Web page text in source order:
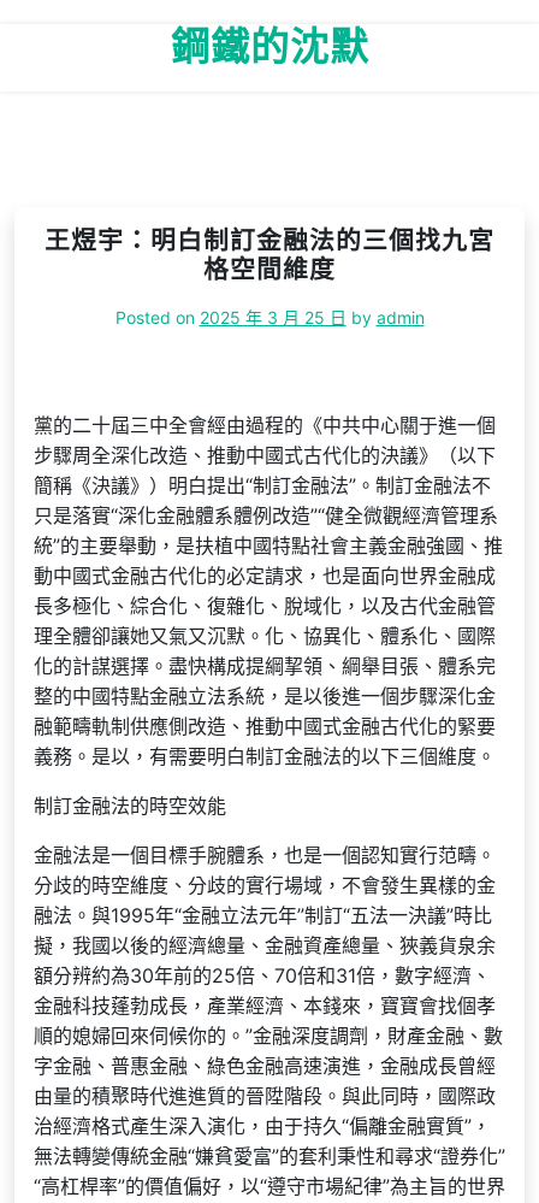
鋼鐵的沈默
王煜宇：明白制訂金融法的三個找九宮
格空間維度
Posted on 2025 年 3 月 25 日 by admin
黨的二十屆三中全會經由過程的《中共中心關于進一個
步驟周全深化改造、推動中國式古代化的決議》（以下
簡稱《決議》）明白提出“制訂金融法”。制訂金融法不
只是落實“深化金融體系體例改造”“健全微觀經濟管理系
統”的主要舉動，是扶植中國特點社會主義金融強國、推
動中國式金融古代化的必定請求，也是面向世界金融成
長多極化、綜合化、復雜化、脫域化，以及古代金融管
理全體卻讓她又氣又沉默。化、協異化、體系化、國際
化的計謀選擇。盡快構成提綱挈領、綱舉目張、體系完
整的中國特點金融立法系統，是以後進一個步驟深化金
融範疇軌制供應側改造、推動中國式金融古代化的緊要
義務。是以，有需要明白制訂金融法的以下三個維度。
制訂金融法的時空效能
金融法是一個目標手腕體系，也是一個認知實行范疇。
分歧的時空維度、分歧的實行場域，不會發生異樣的金
融法。與1995年“金融立法元年”制訂“五法一決議”時比
擬，我國以後的經濟總量、金融資產總量、狹義貨泉余
額分辨約為30年前的25倍、70倍和31倍，數字經濟、
金融科技蓬勃成長，產業經濟、本錢來，寶寶會找個孝
順的媳婦回來伺候你的。”金融深度調劑，財產金融、數
字金融、普惠金融、綠色金融高速演進，金融成長曾經
由量的積聚時代進進質的晉陞階段。與此同時，國際政
治經濟格式產生深入演化，由于持久“偏離金融實質”，
無法轉變傳統金融“嫌貧愛富”的套利秉性和尋求“證券化”
“高杠桿率”的價值偏好，以“遵守市場紀律”為主旨的世界